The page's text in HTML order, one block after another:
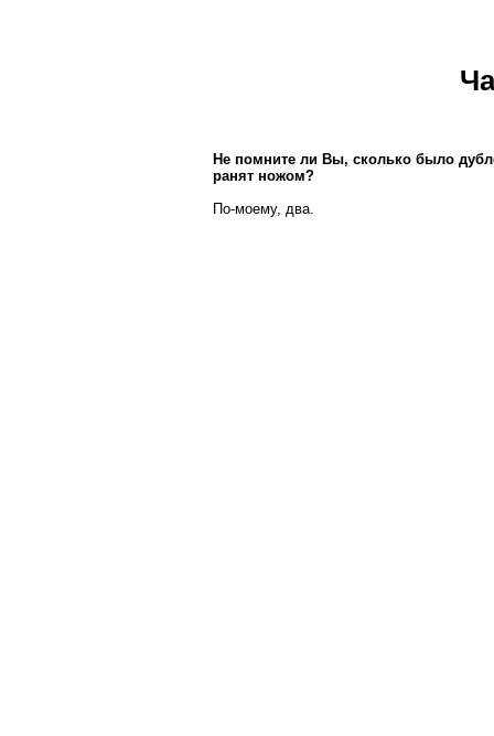
Не помните ли Вы, сколько было
ранят ножом?
По-моему, два.